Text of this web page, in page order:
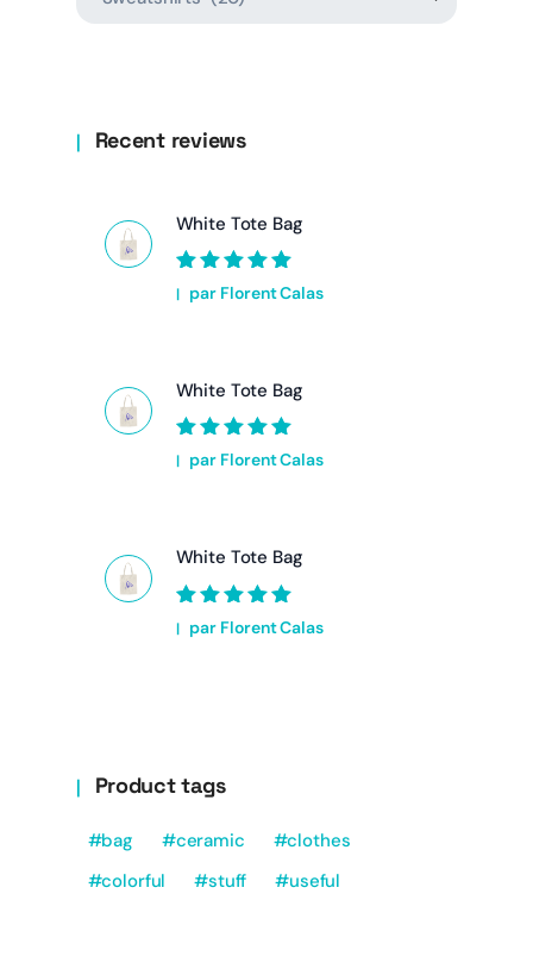
Recent reviews
White Tote Bag
Note 5sur 5
par Florent Calas
White Tote Bag
Note 5sur 5
par Florent Calas
White Tote Bag
Note 5sur 5
par Florent Calas
Product tags
bag ceramic
clothes
colorful
stuff useful